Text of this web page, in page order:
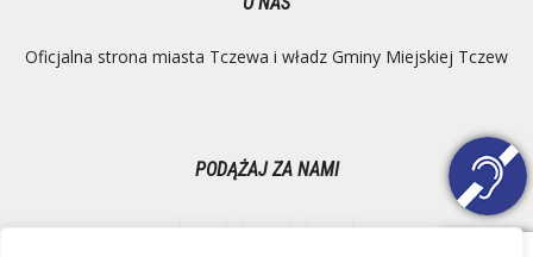
Oficjalna strona miasta Tczewa i władz Gminy Miejskiej Tczew
PODĄŻAJ ZA NAMI